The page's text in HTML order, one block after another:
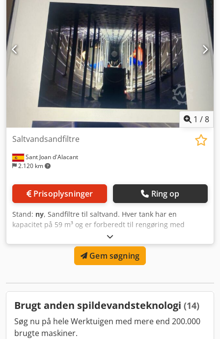
1 /8
Sant Joan d'Alacant
2.120 km
Saltvandsandfiltre
Prisoplysninger Ring op
Stand: ny, Sandfiltre til saltvand. Hver tank har en
kapacitet på 59 m³ og er forberedt til rengøring med
trykluft og højtrykssprøjtning. Særtilbud, aldrig taget i
brug. Chjdpfxegtifqs Apnoa
Gem søgning
Brugt anden spildevandsteknologi (14)
Søg nu på hele Werktuigen med mere end 200.000
brugte maskiner.